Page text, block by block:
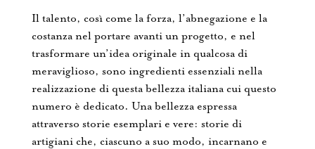
Il talento, così come la forza, l’abnegazione e la
costanza nel portare avanti un progetto, e nel
trasformare un’idea originale in qualcosa di
meraviglioso, sono ingredienti essenziali nella
realizzazione di questa bellezza italiana cui questo
numero è dedicato. Una bellezza espressa
attraverso storie esemplari e vere: storie di
artigiani che, ciascuno a suo modo, incarnano e